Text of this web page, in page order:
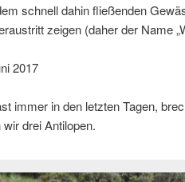
schnell dahin fließenden
zeigen (daher der Name
2017
immer in den letzten Tagen,
wir drei Antilopen.